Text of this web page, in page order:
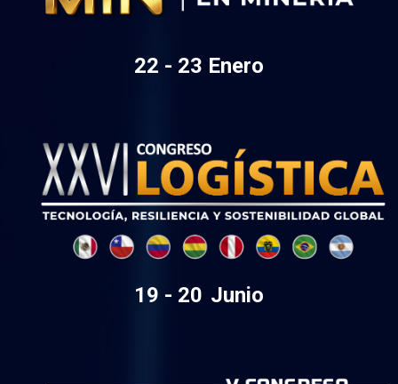
22 - 23 Enero
19 - 20 Junio